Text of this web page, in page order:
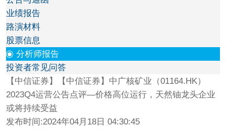
业绩报告
路演材料
股票信息
分析师报告
投资者常见问答
【中信证券】【中信证券】中广核矿业（01164.HK）
2023Q4运营公告点评—价格高位运行，天然铀龙头企业
或将持续受益
发布时间:2024年04月18日 04:30:45